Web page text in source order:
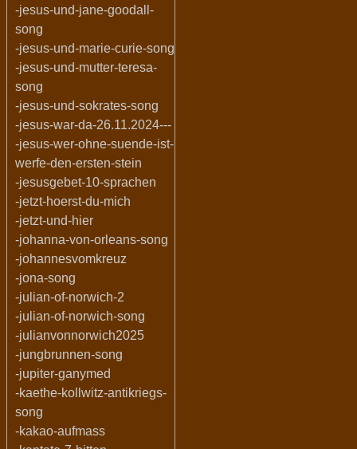
-jesus-und-jane-goodall-
song
-jesus-und-marie-curie-song
-jesus-und-mutter-teresa-
song
-jesus-und-sokrates-song
-jesus-war-da-26.11.2024---
-jesus-wer-ohne-suende-ist-
werfe-den-ersten-stein
-jesusgebet-10-sprachen
-jetzt-hoerst-du-mich
-jetzt-und-hier
-johanna-von-orleans-song
-johannesvomkreuz
-jona-song
-julian-of-norwich-2
-julian-of-norwich-song
-julianvonnorwich2025
-jungbrunnen-song
-jupiter-ganymed
-kaethe-kollwitz-antikriegs-
song
-kakao-aufmass